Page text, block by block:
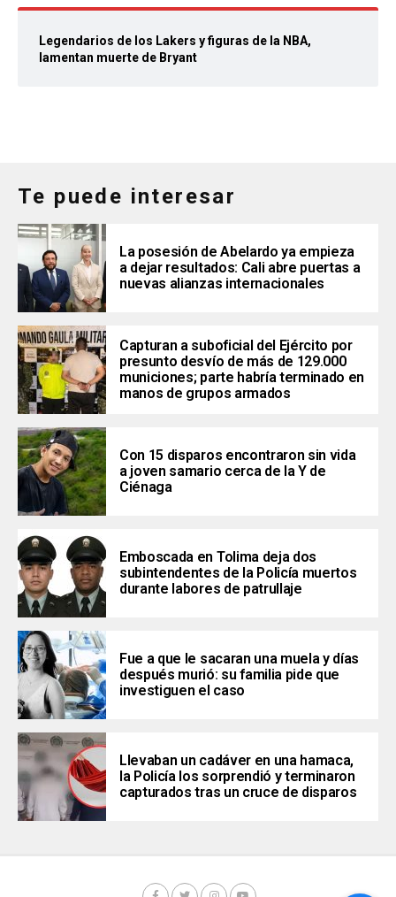
Legendarios de los Lakers y figuras de la NBA,
lamentan muerte de Bryant
Te puede interesar
La posesión de Abelardo ya empieza
a dejar resultados: Cali abre puertas a
nuevas alianzas internacionales
Capturan a suboficial del Ejército por
presunto desvío de más de 129.000
municiones; parte habría terminado en
manos de grupos armados
Con 15 disparos encontraron sin vida
a joven samario cerca de la Y de
Ciénaga
Emboscada en Tolima deja dos
subintendentes de la Policía muertos
durante labores de patrullaje
Fue a que le sacaran una muela y días
después murió: su familia pide que
investiguen el caso
Llevaban un cadáver en una hamaca,
la Policía los sorprendió y terminaron
capturados tras un cruce de disparos